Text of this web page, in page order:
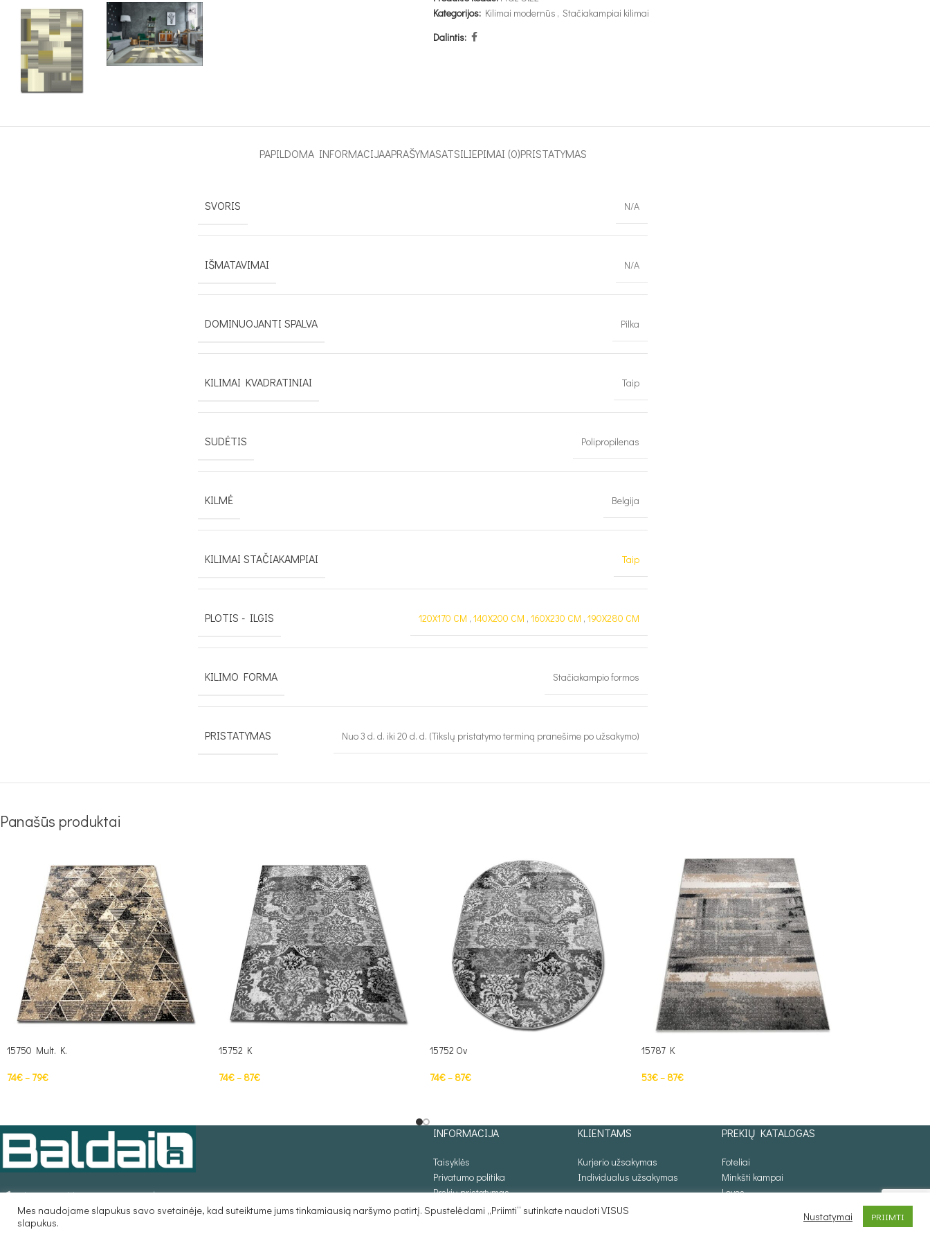
Kategorijos: Kilimai modernūs , Stačiakampiai kilimai
Dalintis:
PAPILDOMA INFORMACIJAAPRAŠYMASATSILIEPIMAI (0)PRISTATYMAS
SVORIS N/A
IŠMATAVIMAI N/A
DOMINUOJANTI SPALVA Pilka
KILIMAI KVADRATINIAI Taip
SUDĖTIS Polipropilenas
KILMĖ Belgija
KILIMAI STAČIAKAMPIAI Taip
PLOTIS - ILGIS 120X170 CM , 140X200 CM , 160X230 CM , 190X280 CM
KILIMO FORMA Stačiakampio formos
PRISTATYMAS Nuo 3 d. d. iki 20 d. d. (Tikslų pristatymo terminą pranešime po užsakymo)
Panašūs produktai
15750 Mult. K.
74€– 79€
15752 K
74€– 87€
15752 Ov
74€– 87€
15787 K
53€– 87€
Adresas: Baldų Centras „SKRAJA“
Naugarduko g. 55A/ Žemaitės g. 26 Vilnius
INFORMACIJA
Taisyklės
Privatumo politika
Prekių pristatymas
Atsiskaitymo būdai
KLIENTAMS
Kurjerio užsakymas
Individualus užsakymas
PREKIŲ KATALOGAS
Foteliai
Minkšti kampai
Lovos
Mes naudojame slapukus savo svetainėje, kad suteiktume jums tinkamiausią naršymo patirtį. Spustelėdami „Priimti“ sutinkate naudoti VISUS
slapukus.
Nustatymai PRIIMTI